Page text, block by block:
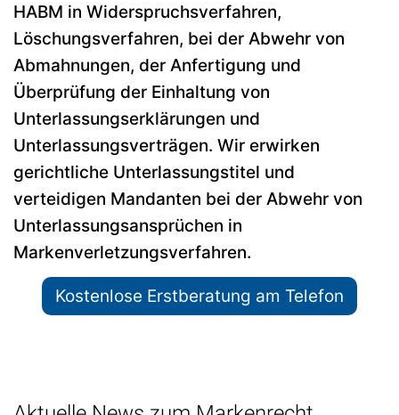
HABM in Widerspruchsverfahren,
Löschungsverfahren, bei der Abwehr von
Abmahnungen, der Anfertigung und
Überprüfung der Einhaltung von
Unterlassungserklärungen und
Unterlassungsverträgen. Wir erwirken
gerichtliche Unterlassungstitel und
verteidigen Mandanten bei der Abwehr von
Unterlassungsansprüchen in
Markenverletzungsverfahren.
Kostenlose Erstberatung am Telefon